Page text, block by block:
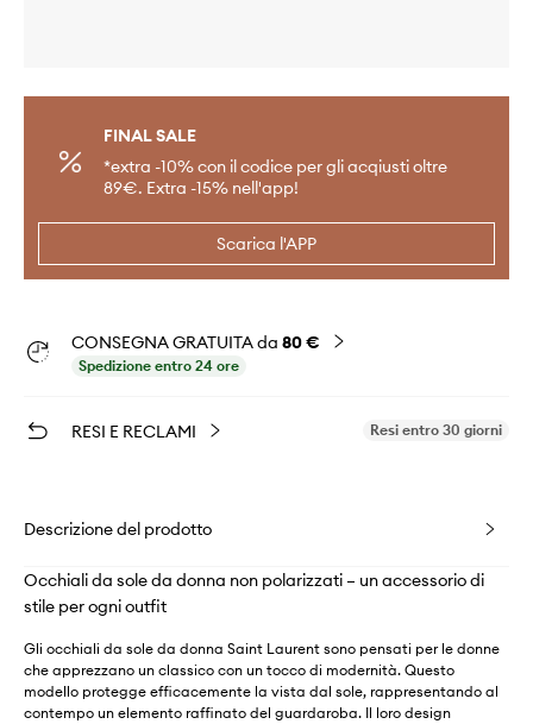
FINAL SALE
*extra -10% con il codice per gli acqiusti oltre
89€. Extra -15% nell'app!
Scarica l'APP
CONSEGNA GRATUITA da 80 €
Spedizione entro 24 ore
RESI E RECLAMI Resi entro 30 giorni
Descrizione del prodotto
Occhiali da sole da donna non polarizzati – un accessorio di
stile per ogni outfit
Gli occhiali da sole da donna Saint Laurent sono pensati per le donne
che apprezzano un classico con un tocco di modernità. Questo
modello protegge efficacemente la vista dal sole, rappresentando al
contempo un elemento raffinato del guardaroba. Il loro design